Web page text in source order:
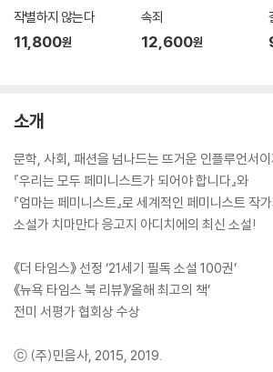
작별하지 않는다
11,800원
속죄
12,600원
소개
문학, 사회, 패션을 넘나드는 뜨거운 인플루언서
『우리는 모두 페미니스트가 되어야 합니다』와
『엄마는 페미니스트』로 세계적인 페미니스트 작
소설가 치마만다 응고지 아디치에의 최신 소설!
《더 타임스》 선정 ‘21세기 필독 소설 100권’
《뉴욕 타임스 북 리뷰》‘올해 최고의 책’
전미 서평가 협회상 수상
ⓒ (주)민음사, 2015, 2019.